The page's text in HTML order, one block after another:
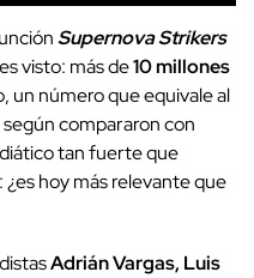
Supernova Strikers
visto: más de10 millones
un número que equivale al
compararon con
tan fuerte que
hoy más relevante que
Adrián Vargas, Luis